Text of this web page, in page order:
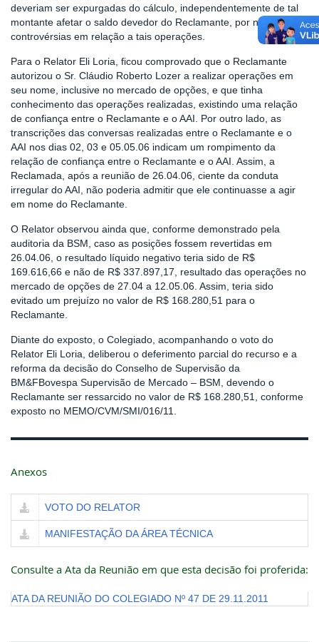
deveriam ser expurgadas do cálculo, independentemente de tal
montante afetar o saldo devedor do Reclamante, por não haver
controvérsias em relação a tais operações.
Para o Relator Eli Loria, ficou comprovado que o Reclamante
autorizou o Sr. Cláudio Roberto Lozer a realizar operações em
seu nome, inclusive no mercado de opções, e que tinha
conhecimento das operações realizadas, existindo uma relação
de confiança entre o Reclamante e o AAI. Por outro lado, as
transcrições das conversas realizadas entre o Reclamante e o
AAI nos dias 02, 03 e 05.05.06 indicam um rompimento da
relação de confiança entre o Reclamante e o AAI. Assim, a
Reclamada, após a reunião de 26.04.06, ciente da conduta
irregular do AAI, não poderia admitir que ele continuasse a agir
em nome do Reclamante.
O Relator observou ainda que, conforme demonstrado pela
auditoria da BSM, caso as posições fossem revertidas em
26.04.06, o resultado líquido negativo teria sido de R$
169.616,66 e não de R$ 337.897,17, resultado das operações no
mercado de opções de 27.04 a 12.05.06. Assim, teria sido
evitado um prejuízo no valor de R$ 168.280,51 para o
Reclamante.
Diante do exposto, o Colegiado, acompanhando o voto do
Relator Eli Loria, deliberou o deferimento parcial do recurso e a
reforma da decisão do Conselho de Supervisão da
BM&FBovespa Supervisão de Mercado – BSM, devendo o
Reclamante ser ressarcido no valor de R$ 168.280,51, conforme
exposto no MEMO/CVM/SMI/016/11.
Anexos
VOTO DO RELATOR
MANIFESTAÇÃO DA ÁREA TÉCNICA
Consulte a Ata da Reunião em que esta decisão foi proferida:
ATA DA REUNIÃO DO COLEGIADO Nº 47 DE 29.11.2011